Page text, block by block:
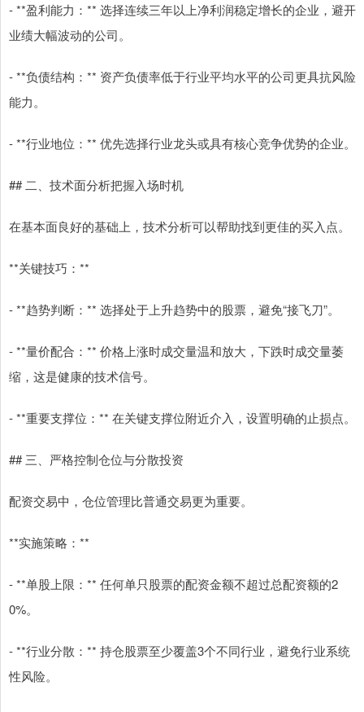
- **盈利能力：** 选择连续三年以上净利润稳定增长的企业，避开
业绩大幅波动的公司。
- **负债结构：** 资产负债率低于行业平均水平的公司更具抗风险
能力。
- **行业地位：** 优先选择行业龙头或具有核心竞争优势的企业。
## 二、技术面分析把握入场时机
在基本面良好的基础上，技术分析可以帮助找到更佳的买入点。
**关键技巧：**
- **趋势判断：** 选择处于上升趋势中的股票，避免“接飞刀”。
- **量价配合：** 价格上涨时成交量温和放大，下跌时成交量萎
缩，这是健康的技术信号。
- **重要支撑位：** 在关键支撑位附近介入，设置明确的止损点。
## 三、严格控制仓位与分散投资
配资交易中，仓位管理比普通交易更为重要。
**实施策略：**
- **单股上限：** 任何单只股票的配资金额不超过总配资额的2
0%。
- **行业分散：** 持仓股票至少覆盖3个不同行业，避免行业系统
性风险。